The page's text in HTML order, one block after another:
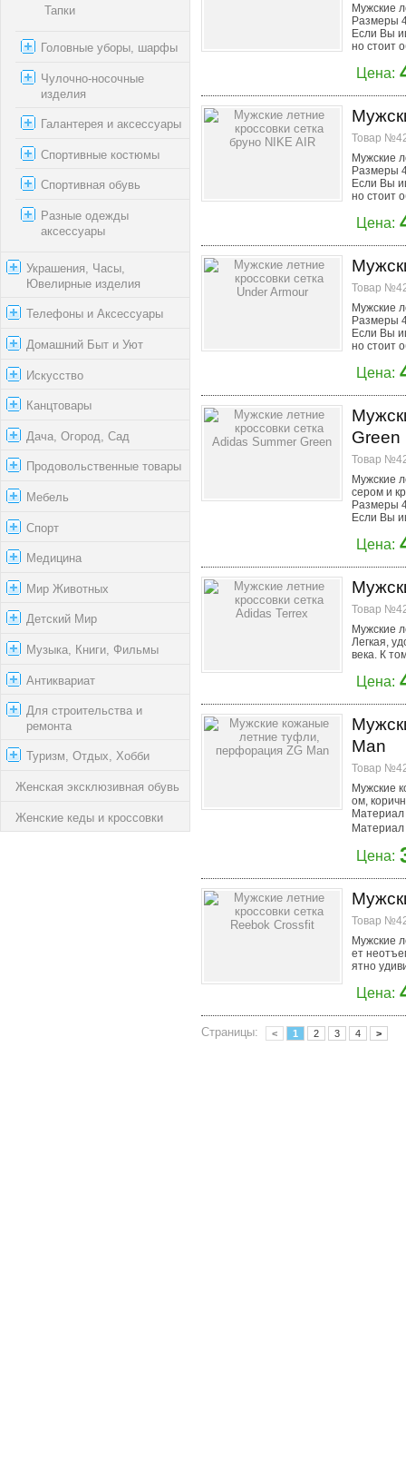
Тапки
Головные уборы, шарфы
Чулочно-носочные
изделия
Галантерея и аксессуары
Спортивные костюмы
Спортивная обувь
Разные одежды
аксессуары
Украшения, Часы,
Ювелирные изделия
Телефоны и Аксессуары
Домашний Быт и Уют
Искусство
Канцтовары
Дача, Огород, Сад
Продовольственные товары
Мебель
Спорт
Медицина
Мир Животных
Детский Мир
Музыка, Книги, Фильмы
Антиквариат
Для строительства и
ремонта
Туризм, Отдых, Хобби
Женская эксклюзивная обувь
Женские кеды и кроссовки
Мужские
Размеры
Если Вы
но стоит
Цена:
Товар
Мужские
Размеры
Если Вы
но стоит
Цена:
Товар
Мужские
Размеры
Если Вы
но стоит
Цена:
Green
Товар
Мужские
сером и
Размеры
Если Вы
Цена:
Товар
Мужские
Легкая,
века. К
Цена:
Man
Товар
Мужские
ом,
Материал
Цена:
Товар
Мужские
ет
ятно
Цена:
Страницы: < 1 2 3 4 >